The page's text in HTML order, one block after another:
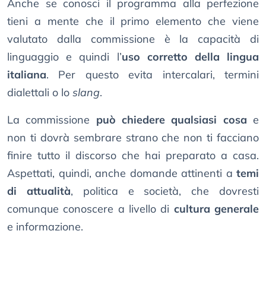
Anche se conosci il programma alla perfezione
tieni a mente che il primo elemento che viene
valutato dalla commissione è la capacità di
linguaggio e quindi l’uso corretto della lingua
italiana. Per questo evita intercalari, termini
dialettali o lo slang.
La commissione può chiedere qualsiasi cosa e
non ti dovrà sembrare strano che non ti facciano
finire tutto il discorso che hai preparato a casa.
Aspettati, quindi, anche domande attinenti a temi
di attualità, politica e società, che dovresti
comunque conoscere a livello di cultura generale
e informazione.